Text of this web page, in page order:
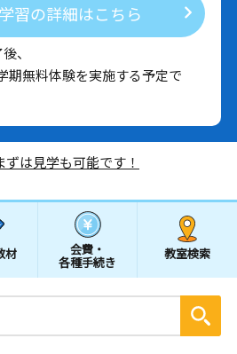
習の詳細はこちら
、
期無料体験を実施する予定で
は見学も可能です！
材 会費・
各種手続き
教室検索